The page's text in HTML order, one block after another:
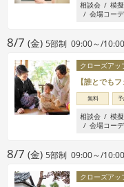
相談会 模
会場コー
8/7 (金) 5部制 09:00～/
クローズアッ
【誰とでも
無料
相談会 模
会場コー
8/7 (金) 5部制 09:00～/
クローズアッ